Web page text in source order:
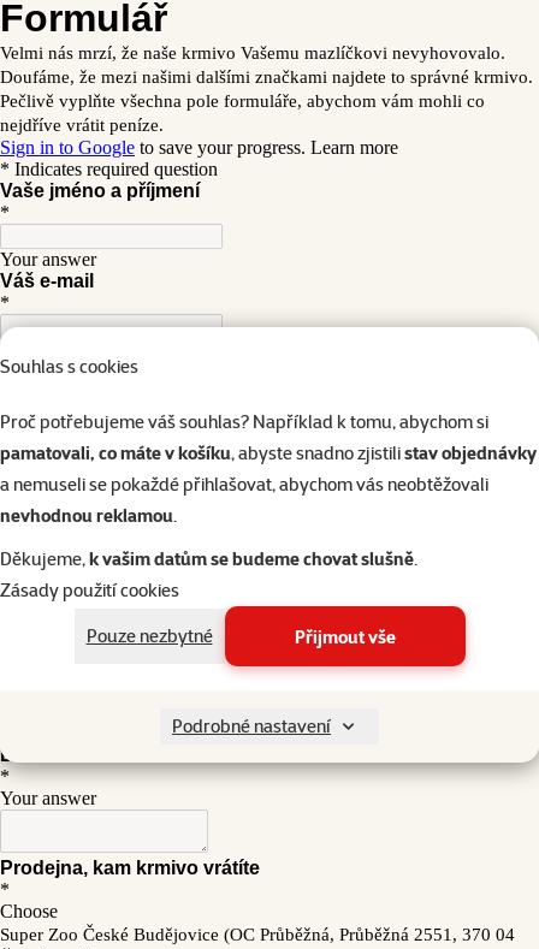
Souhlas s cookies
Proč potřebujeme váš souhlas? Například k tomu, abychom si
pamatovali, co máte v košíku, abyste snadno zjistilistav objednávky
a nemuseli se pokaždé přihlašovat, abychom vás neobtěžovali
nevhodnou reklamou.
Děkujeme,k vašim datům se budeme chovat slušně.
Zásady použití cookies
Pouze nezbytné
Přijmout vše
Podrobné nastavení